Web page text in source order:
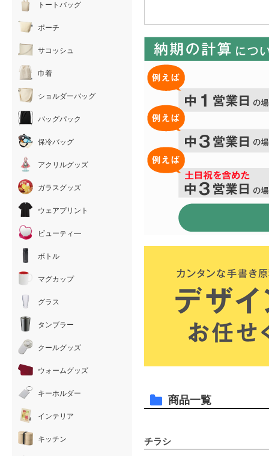
商品一覧
チラシ
トートバッグ
ポーチ
サコッシュ
巾着
ショルダーバッグ
バッグパック
保冷バッグ
アクリルグッズ
ガラスグッズ
ウェアプリント
ビューティ―
ボトル
マグカップ
グラス
タンブラー
クールグッズ
ウォームグッズ
キーホルダー
インテリア
キッチン